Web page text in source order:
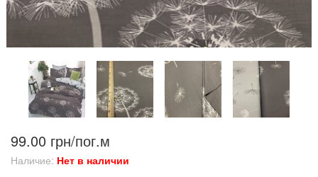
99.00 грн/пог.м
Наличие: Нет в наличии